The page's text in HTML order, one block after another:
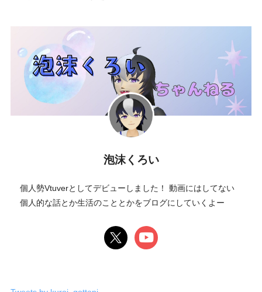
泡沫くろい
個人勢Vtuverとしてデビューしました！ 動画にはしてない
個人的な話とか生活のこととかをブログにしていくよー